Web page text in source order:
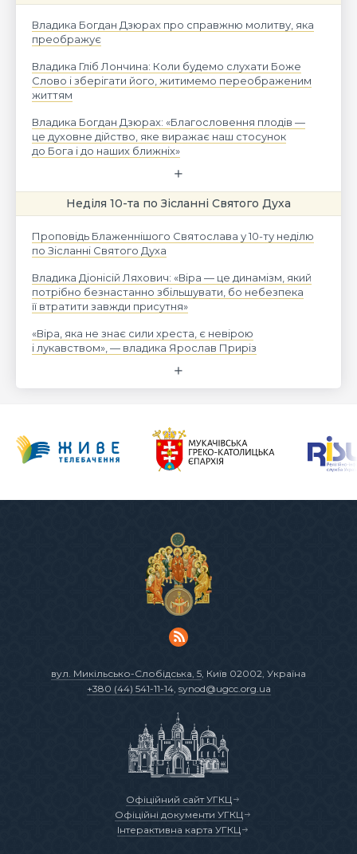
Владика Богдан Дзюрах про справжню молитву, яка
преображує
Владика Гліб Лончина: Коли будемо слухати Боже
Слово і зберігати його, житимемо переображеним
життям
Владика Богдан Дзюрах: «Благословення плодів —
це духовне дійство, яке виражає наш стосунок
до Бога і до наших ближніх»
Неділя 10-та по Зісланні Святого Духа
Проповідь Блаженнішого Святослава у 10-ту неділю
по Зісланні Святого Духа
Владика Діонісій Ляхович: «Віра — це динамізм, який
потрібно безнастанно збільшувати, бо небезпека
її втратити завжди присутня»
«Віра, яка не знає сили хреста, є невірою
і лукавством», — владика Ярослав Приріз
вул. Микільсько-Слобідська, 5, Київ 02002, Україна
+380 (44) 541-11-14, synod@ugcc.org.ua
Офіційний сайт УГКЦ
Офіційні документи УГКЦ
Інтерактивна карта УГКЦ